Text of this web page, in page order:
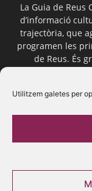
Utilitzem galetes per
La Guia de Reus
d’informació
trajectòria, que
programen les
de Reus. És